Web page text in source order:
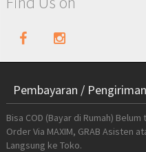
Pembayaran / Pengiriman
Bisa COD (Bayar di Rumah)
Order Via MAXIM, GRAB Asisten
Langsung ke Toko.